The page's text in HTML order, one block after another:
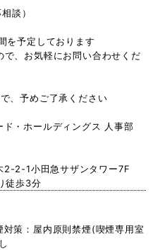
談）
を予定しております
、お気軽にお問い合わせくだ
、予めご了承ください
・ホールディングス 人事部
2-1小田急サザンタワー7F
徒歩3分
策：屋内原則禁煙(喫煙専用室